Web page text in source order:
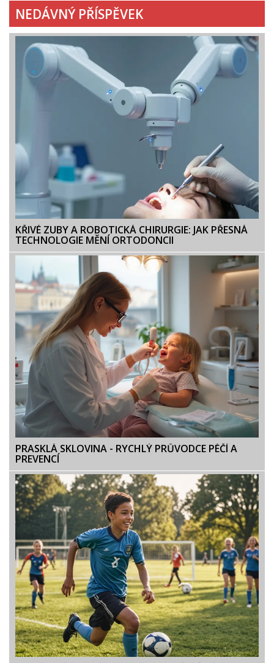
NEDÁVNÝ PŘÍSPĚVEK
KŘIVÉ ZUBY A ROBOTICKÁ CHIRURGIE: JAK PŘESNÁ
TECHNOLOGIE MĚNÍ ORTODONCII
PRASKLÁ SKLOVINA - RYCHLÝ PRŮVODCE PÉČÍ A
PREVENCÍ